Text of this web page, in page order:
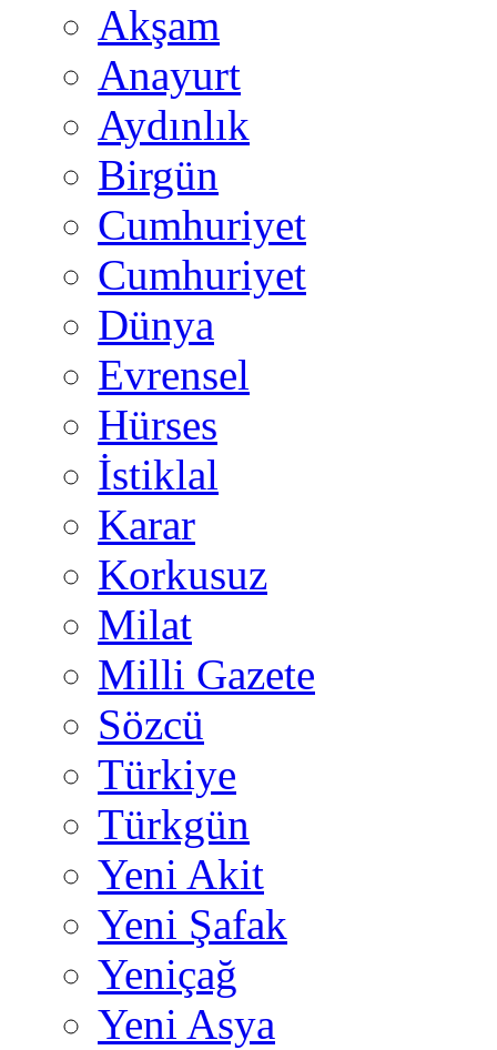
Akşam
Anayurt
Aydınlık
Birgün
Cumhuriyet
Cumhuriyet
Dünya
Evrensel
Hürses
İstiklal
Karar
Korkusuz
Milat
Milli Gazete
Sözcü
Türkiye
Türkgün
Yeni Akit
Yeni Şafak
Yeniçağ
Yeni Asya